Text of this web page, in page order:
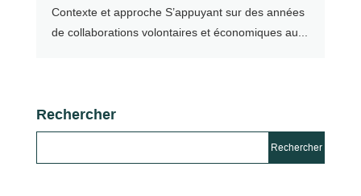
Contexte et approche S’appuyant sur des années
de collaborations volontaires et économiques au...
Rechercher